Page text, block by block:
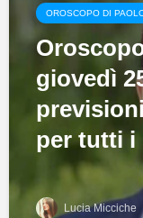
OROSCOPO DI
giovedì
per tutti i
Lucia Micciche